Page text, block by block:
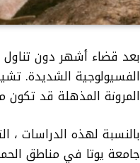
بعد قضاء أشهر دون تناول
الفسيولوجية الشديدة.
المرونة المذهلة قد تكون
جامعة يوتا في مناطق